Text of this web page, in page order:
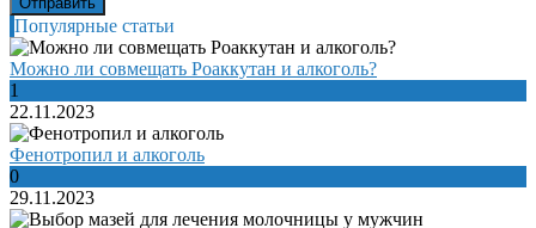
Популярные статьи
Можно ли совмещать Роаккутан и алкоголь?
1
22.11.2023
Фенотропил и алкоголь
0
29.11.2023